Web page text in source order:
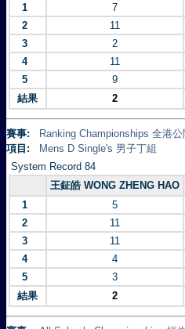
1
7
2
11
3
2
4
11
5
9
結果
2
賽事:
Ranking Championships 全港
項目:
Mens D Single's 男子丁組
System Record 84
王鉦皓 WONG ZHENG HAO
1
5
2
11
3
11
4
4
5
3
結果
2